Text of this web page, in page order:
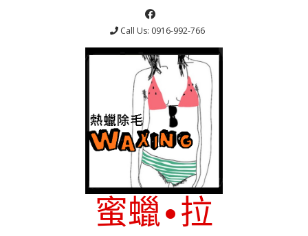
Call Us: 0916-992-766
蜜蠟•拉